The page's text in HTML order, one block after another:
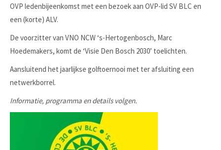
OVP ledenbijeenkomst met een bezoek aan OVP-lid SV BLC en
een (korte) ALV.
De voorzitter van VNO NCW ‘s-Hertogenbosch, Marc
Hoedemakers, komt de ‘Visie Den Bosch 2030’ toelichten.
Aansluitend het jaarlijkse golftoernooi met ter afsluiting een
netwerkborrel.
Informatie, programma en details volgen.